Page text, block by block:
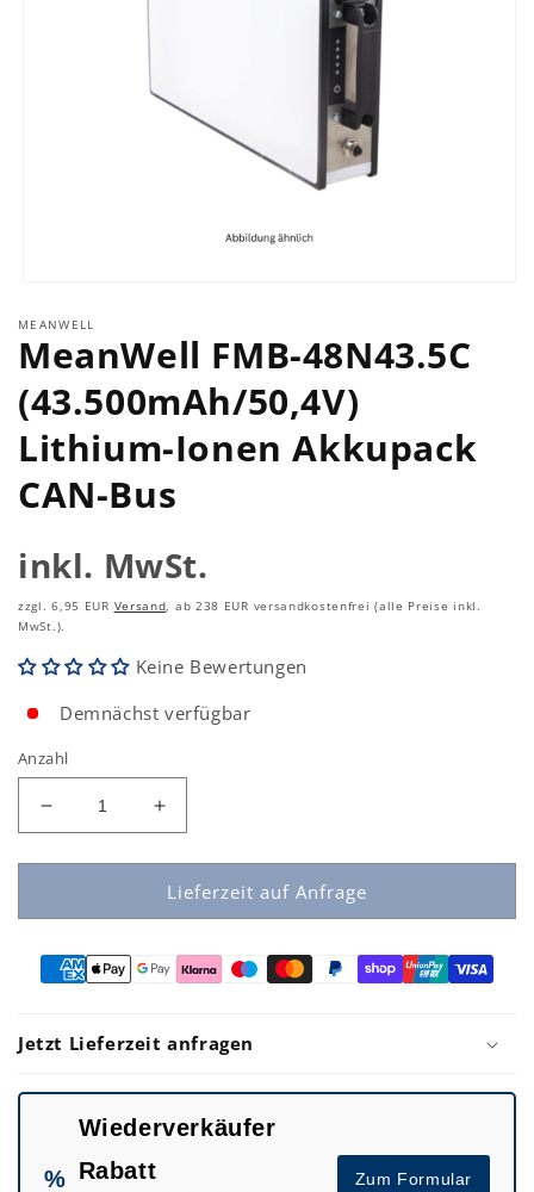
in
Modal
öffnen
MEANWELL
MeanWell FMB-48N43.5C
(43.500mAh/50,4V)
Lithium-Ionen Akkupack
CAN-Bus
zzgl. 6,95 EUR Versand, ab 238 EUR versandkostenfrei (alle Preise inkl.
MwSt.).
Keine Bewertungen
Demnächst verfügbar
Anzahl
Verringern
Sie
die
für
FMB-
48N43.5C
Lithium-
Akkupack
CAN-
Erhöhen
Sie
die
Menge
für
FMB-
48N43.5C
Lithium-
Akkupack
CAN-
Bus
Lieferzeit auf Anfrage
Jetzt Lieferzeit anfragen
%
Wiederverkäufer
Rabatt
Zum Formular